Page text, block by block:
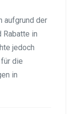
aufgrund der
in
jedoch
die
in